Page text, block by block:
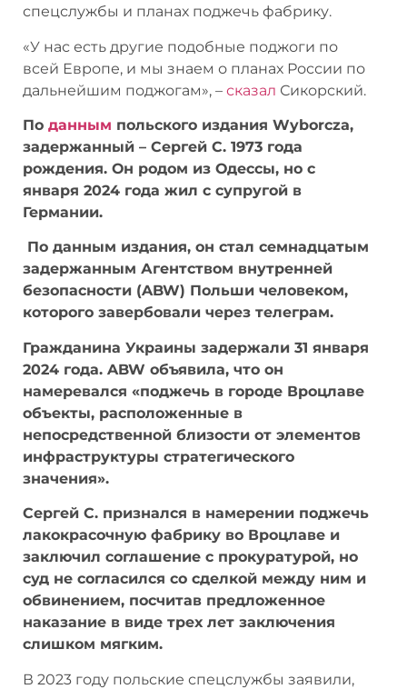
спецслужбы и планах поджечь фабрику.
«У нас есть другие подобные поджоги по
всей Европе, и мы знаем о планах России по
дальнейшим поджогам», – сказал Сикорский.
По данным польского издания Wyborcza,
задержанный – Сергей С. 1973 года
рождения. Он родом из Одессы, но с
января 2024 года жил с супругой в
Германии.
По данным издания, он стал семнадцатым
задержанным Агентством внутренней
безопасности (ABW) Польши человеком,
которого завербовали через телеграм.
Гражданина Украины задержали 31 января
2024 года. ABW объявила, что он
намеревался «поджечь в городе Вроцлаве
объекты, расположенные в
непосредственной близости от элементов
инфраструктуры стратегического
значения».
Сергей С. признался в намерении поджечь
лакокрасочную фабрику во Вроцлаве и
заключил соглашение с прокуратурой, но
суд не согласился со сделкой между ним и
обвинением, посчитав предложенное
наказание в виде трех лет заключения
слишком мягким.
В 2023 году польские спецслужбы заявили,
Куда, по вашему мнению, в первую очередь
должен поехать премьер - министр Василий
Тофан?
В Гагаузию
В Брюссель
В Москву
В Бухарест